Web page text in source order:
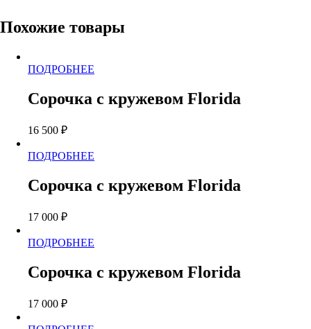
Похожие товары
ПОДРОБНЕЕ
несколько
странице
товара.
Сорочка с кружевом Florida
16 500 ₽
ПОДРОБНЕЕ
несколько
странице
товара.
Сорочка с кружевом Florida
17 000 ₽
ПОДРОБНЕЕ
несколько
Сорочка с кружевом Florida
17 000 ₽